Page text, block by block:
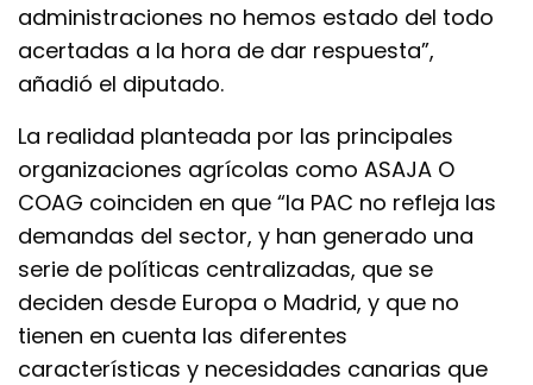
administraciones no hemos estado del todo
acertadas a la hora de dar respuesta”,
añadió el diputado.
La realidad planteada por las principales
organizaciones agrícolas como ASAJA O
COAG coinciden en que “la PAC no refleja las
demandas del sector, y han generado una
serie de políticas centralizadas, que se
deciden desde Europa o Madrid, y que no
tienen en cuenta las diferentes
características y necesidades canarias que